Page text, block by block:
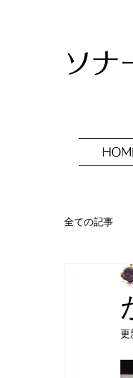
ソナ
全ての記事
入会ご
2020年
更